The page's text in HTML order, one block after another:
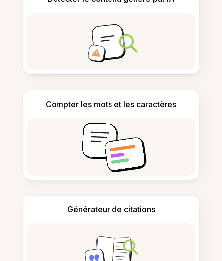
Compter les mots et les caractères
Générateur de citations